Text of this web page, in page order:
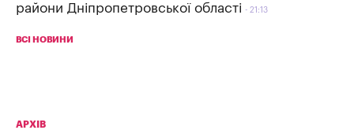
райони Дніпропетровської області
21:13
ВСІ НОВИНИ
АРХІВ